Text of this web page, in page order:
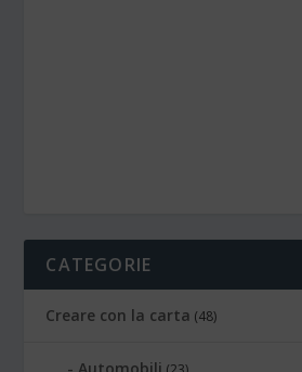
CATEGORIE
Creare con la carta (48)